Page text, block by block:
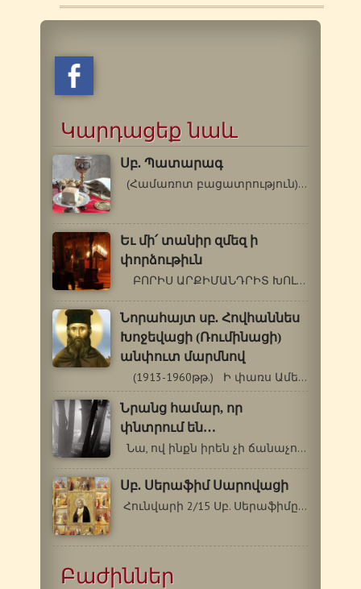
Կարդացեք նաև
Սբ. Պատարագ
(Համառոտ բացատրություն) «Պատարագ»…
Եւ մի՛ տանիր զմեզ ի
փորձութիւն
ԲՈՐԻՍ ԱՐՔԻՄԱՆԴՐԻՏ ԽՈԼՉԵՎ(1895-1971թթ.)ԶՐՈՒՅՑՆԵՐ…
Նորահայտ սբ. Հովհաննես
Խոջեվացի (Ռումինացի)
անփուտ մարմնով
(1913-1960թթ.) Ի փառս Ամենասուրբ Երրորդության,…
Նրանց համար, որ
փնտրում են…
Նա, ով ինքն իրեն չի ճանաչում, ո՛չ…
Սբ. Սերաֆիմ Սարովացի
Հունվարի 2/15 Սբ. Սերաֆիմը (Մկրտության…
Բաժիններ